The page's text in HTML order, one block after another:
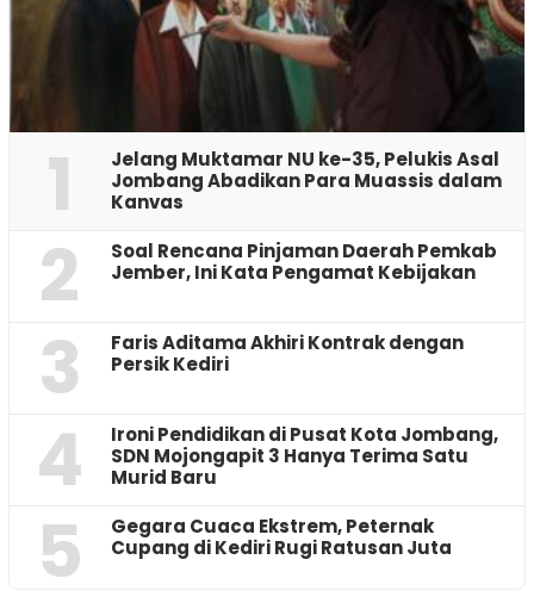
1
Jelang Muktamar NU ke-35, Pelukis Asal
Jombang Abadikan Para Muassis dalam
Kanvas
2
‎Soal Rencana Pinjaman Daerah Pemkab
Jember, Ini Kata Pengamat Kebijakan ‎
3
Faris Aditama Akhiri Kontrak dengan
Persik Kediri
4
Ironi Pendidikan di Pusat Kota Jombang,
SDN Mojongapit 3 Hanya Terima Satu
Murid Baru
5
‎Gegara Cuaca Ekstrem, Peternak
Cupang di Kediri Rugi Ratusan Juta